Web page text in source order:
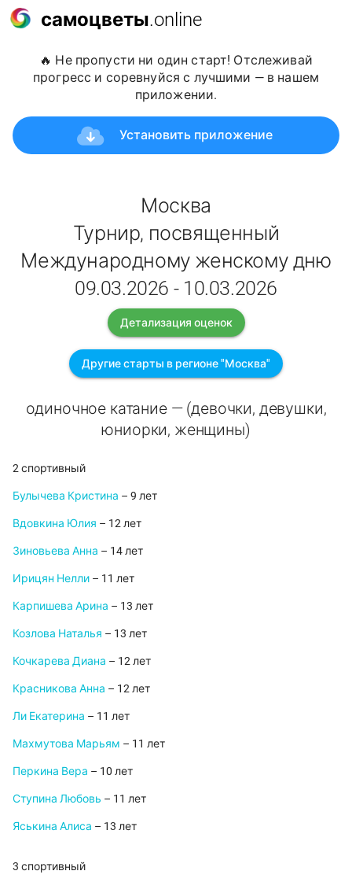
самоцветы.online
🔥 Не пропусти ни один старт! Отслеживай
прогресс и соревнуйся с лучшими — в нашем
приложении.
Установить приложение
Москва
Турнир, посвященный
Международному женскому дню
09.03.2026 - 10.03.2026
Детализация оценок
Другие старты в регионе "Москва"
одиночное катание — (девочки, девушки,
юниорки, женщины)
2 спортивный
Булычева Кристина – 9 лет
Вдовкина Юлия – 12 лет
Зиновьева Анна – 14 лет
Ирицян Нелли – 11 лет
Карпишева Арина – 13 лет
Козлова Наталья – 13 лет
Кочкарева Диана – 12 лет
Красникова Анна – 12 лет
Ли Екатерина – 11 лет
Махмутова Марьям – 11 лет
Перкина Вера – 10 лет
Ступина Любовь – 11 лет
Яськина Алиса – 13 лет
3 спортивный